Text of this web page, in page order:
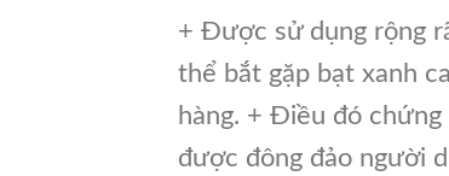
+ Được sử dụng rộng
thể bắt gặp bạt xanh
hàng. + Điều đó
được đông đảo người